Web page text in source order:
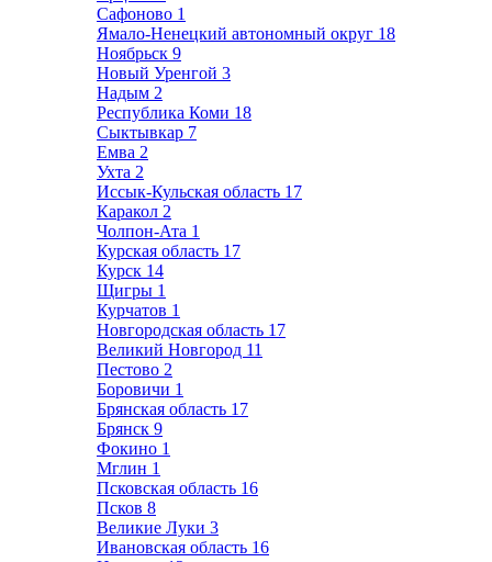
Сафоново 1
Ямало-Ненецкий автономный округ 18
Ноябрьск 9
Новый Уренгой 3
Надым 2
Республика Коми 18
Сыктывкар 7
Емва 2
Ухта 2
Иссык-Кульская область 17
Каракол 2
Чолпон-Ата 1
Курская область 17
Курск 14
Щигры 1
Курчатов 1
Новгородская область 17
Великий Новгород 11
Пестово 2
Боровичи 1
Брянская область 17
Брянск 9
Фокино 1
Мглин 1
Псковская область 16
Псков 8
Великие Луки 3
Ивановская область 16